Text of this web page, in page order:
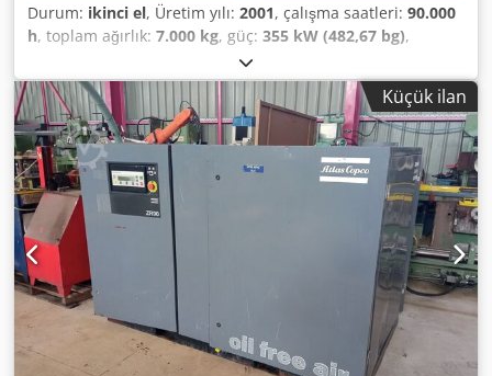
Durum: ikinci el, Üretim yılı: 2001, çalışma saatleri: 90.000
h, toplam ağırlık: 7.000 kg, güç: 355 kW (482,67 bg),
, basınç (maks.):
tipi:su, İyi çalışan yağsız kompresör, yedek parça olarak da
uygun (motor, hava ucu, soğutucular) Dcjdjxbdppjpfx
Adysk
Küçük ilan